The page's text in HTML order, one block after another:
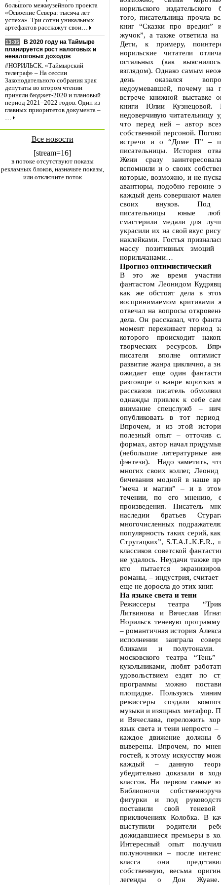
большого межмузейного проекта
«Освоение Севера: тысяча лет
успеха». Три сотни уникальных
артефактов расскажут свои…
13:05
В 2020 году на Таймыре
планируется рост налоговых и
неналоговых доходов
#НОРИЛЬСК. «Таймырский
телеграф» – На сессии
Законодательного собрания края
депутаты во втором чтении
приняли бюджет-2020 и плановый
период 2021–2022 годов. Один из
главных приоритетов документа –
…
Все новости
[stream=16]
в потоке отсутствуют показы
рекламных блоков, назначьте показы,
или отключите поток
норильского
того, писательница прочла
книг “Сказки про вредин”
жучок”, а также ответила
Дети, к примеру,
норильские читатели
остальных (как
взглядом). Однако самым
день оказался
недоумевавшей, почему на
встрече книжной выставке
книги Юлии Кузнецовой.
недоверчивую читательницу
что перед ней – автор
собственной персоной.
встречи и о “Доме П” –
писательницы. История
Жени сразу
вспомнили и о своих
которые, возможно, и не
авантюры, подобно героине
каждый день совершают
своих внуков. Под
писательницы юные
смастерили медали для
украсили их на свой вкус
наклейками. Гостья
массу позитивных
норильчанами…
Прогноз оптимистический
В это же время
фантастом Леонидом
как же обстоят дела в
воспринимаемом критиками
отвечал на вопросы
дела. Он рассказал, что
момент переживает период
которого происходит
творческих ресурсов.
писателя вполне
развитие жанра циклично, а
ожидает еще один
разговоре о жанре коротких
рассказов писатель
однажды привлек к себе
внимание спецслужб –
опубликовать в тот
Впрочем, и из этой
полезный опыт – отточив
формах, автор начал
(небольшие литературные
фэнтези). Надо заметить,
многих своих коллег, Леонид
бичевания модной в наше
"меча и магии” – и в этом
течении, по его мнению,
произведения. Писатель
наследии братьев
многочисленных
популярность таких серий,
Стругацких”, S.T.A.L.K.E.R.,
классиков советской
не удалось. Неудачи также
кто пытается
романы, – индустрия, считает
еще не доросла до этих книг.
На языке света и тени
Режиссеры театра
Литвинова и Вячеслав
Норильск теневую
– романтичная история
исполнении заиграла
бликами и
московского театра
кукольниками, любят
удовольствием ездят по
программы можно
площадке. Пользуясь
режиссеры создали
музыки и изящных метафор.
и Вячеслава, переложить
язык света и тени непросто
каждое движение должны
выверены. Впрочем, по
гостей, к этому искусству
каждый – данную
убедительно доказали в
классов. На первом самые
Библионочи
фигурки и под
поставили свой
приключениях Колобка. В
выступили родители
дожидавшиеся премьеры в
Интересный опыт
полуночники – после
класса они
собственную, весьма
легенды о Дон Жуане.